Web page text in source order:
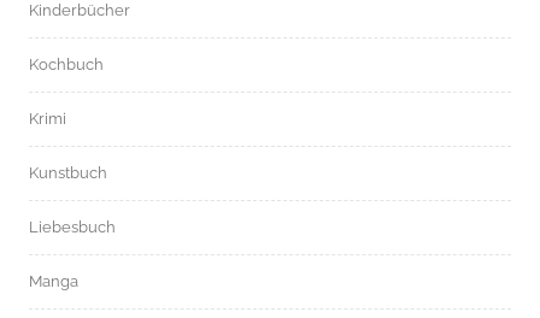
Kinderbücher
Kochbuch
Krimi
Kunstbuch
Liebesbuch
Manga